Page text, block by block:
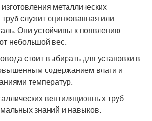
металлических
служит оцинкованная или
Они устойчивы к появлению
небольшой вес.
стоит выбирать для установки в
содержанием влаги и
температур.
вентиляционных труб
знаний и навыков.